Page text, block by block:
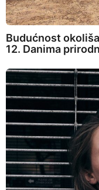
Budućnost
12. Danima